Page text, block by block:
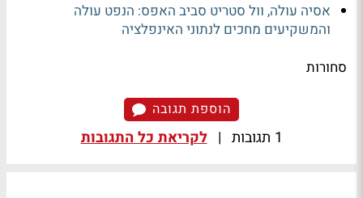
אסיה עולה, וול סטריט סביב האפס: הנפט עולה
והמשקיעים מחכים לנתוני האינפלציה
סחורות
הוספת תגובה
1 תגובות | לקריאת כל התגובות